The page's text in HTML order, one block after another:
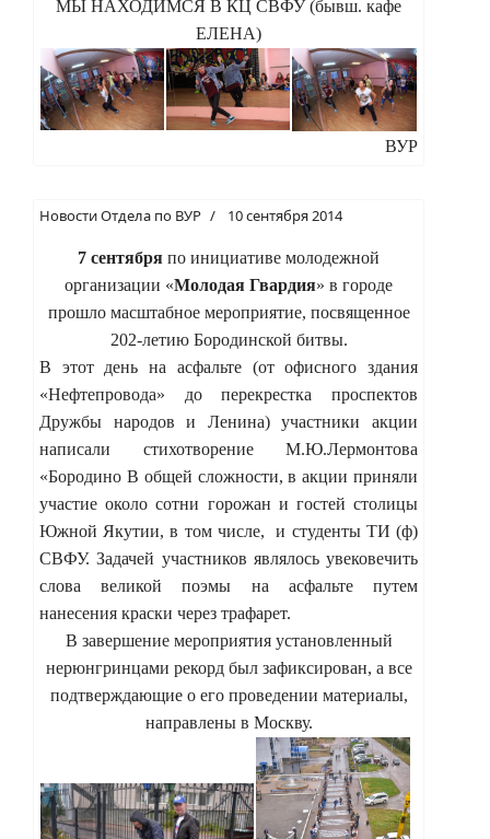
МЫ НАХОДИМСЯ В КЦ СВФУ (бывш. кафе
ЕЛЕНА)
ВУР
Новости Отдела по ВУР 10 сентября 2014
7 сентября по инициативе молодежной
организации «Молодая Гвардия» в городе
прошло масштабное мероприятие, посвященное
202-летию Бородинской битвы.
В этот день на асфальте (от офисного здания
«Нефтепровода» до перекрестка проспектов
Дружбы народов и Ленина) участники акции
написали стихотворение М.Ю.Лермонтова
«Бородино В общей сложности, в акции приняли
участие около сотни горожан и гостей столицы
Южной Якутии, в том числе, и студенты ТИ (ф)
СВФУ. Задачей участников являлось увековечить
слова великой поэмы на асфальте путем
нанесения краски через трафарет.
В завершение мероприятия установленный
нерюнгринцами рекорд был зафиксирован, а все
подтверждающие о его проведении материалы,
направлены в Москву.